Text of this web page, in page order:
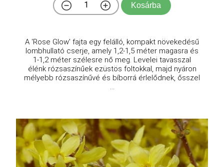
Kosárba
A 'Rose Glow' fajta egy felálló, kompakt növekedésű
lombhullató cserje, amely 1,2-1,5 méter magasra és
1-1,2 méter szélesre nő meg. Levelei tavasszal
élénk rózsaszínűek ezüstös foltokkal, majd nyáron
mélyebb rózsaszínűvé és bíborrá érlelődnek, ősszel
...